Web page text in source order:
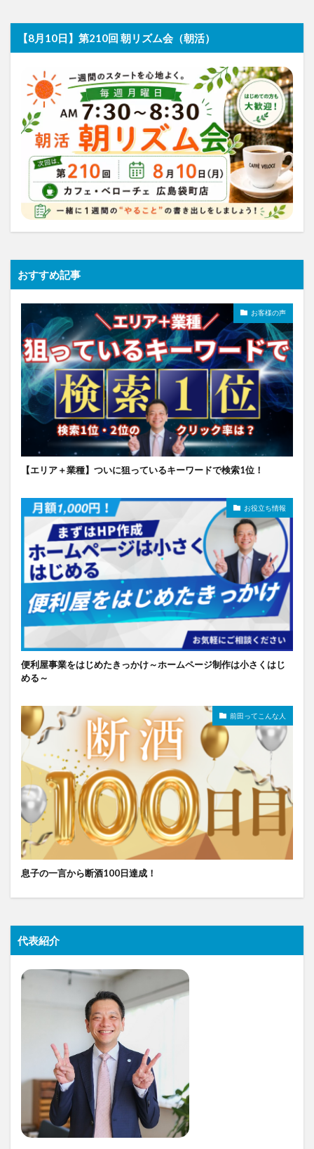
【8月10日】第210回 朝リズム会（朝活）
おすすめ記事
お客様の声
【エリア＋業種】ついに狙っているキーワードで検索1位！
お役立ち情報
便利屋事業をはじめたきっかけ～ホームページ制作は小さくはじ
める～
前田ってこんな人
息子の一言から断酒100日達成！
代表紹介